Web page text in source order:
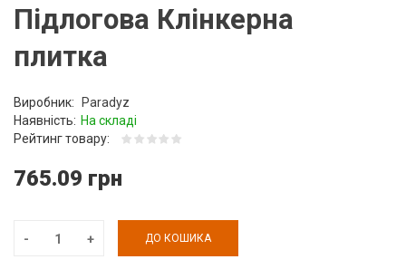
Підлогова Клінкерна
плитка
Виробник:
Paradyz
Наявність: На складі
Рейтинг товару:
765.09 грн
ДО КОШИКА